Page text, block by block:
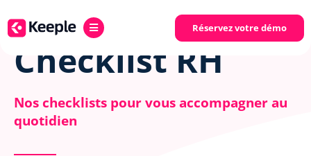
Réservez votre démo
Checklist RH
Nos checklists pour vous accompagner au
quotidien